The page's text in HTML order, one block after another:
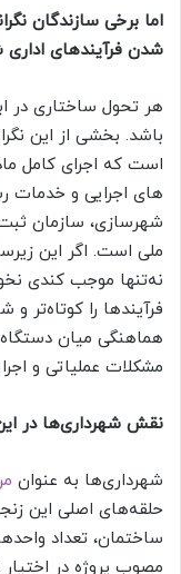
اما برخی سازندگان
شدن فرآیندهای اداری
هر تحول ساختاری در
باشد. بخشی از این
های اجرایی و خدمات
شهرسازی، سازمان
ملی است. اگر این
نه‌تنها موجب کندی
فرآیندها را کوتاه‌تر
هماهنگی میان
مشکلات عملیاتی و
نقش شهرداری‌ها در
شهرداری‌ها به عنوان
حلقه‌های اصلی این
ساختمان، تعداد
مصوب پروژه در